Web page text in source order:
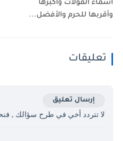
أسماء المولات وأكبرها
وأقربها للحرم والأفضل...
تعليقات
إرسال تعليق
لا تتردد أخي في طرح سؤالك ,